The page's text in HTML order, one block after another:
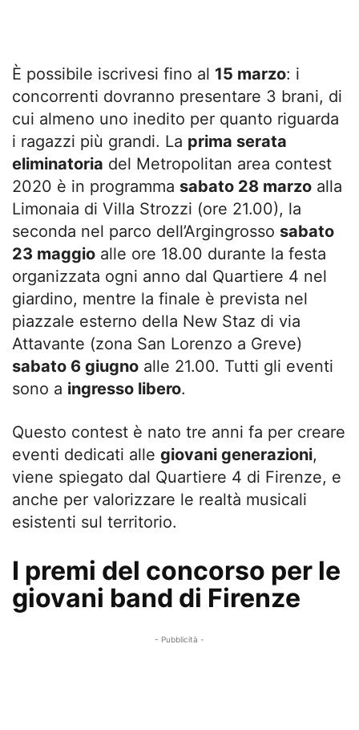
È possibile iscrivesi fino al 15 marzo: i
concorrenti dovranno presentare 3 brani, di
cui almeno uno inedito per quanto riguarda
i ragazzi più grandi. La prima serata
eliminatoria del Metropolitan area contest
2020 è in programma sabato 28 marzo alla
Limonaia di Villa Strozzi (ore 21.00), la
seconda nel parco dell’Argingrosso sabato
23 maggio alle ore 18.00 durante la festa
organizzata ogni anno dal Quartiere 4 nel
giardino, mentre la finale è prevista nel
piazzale esterno della New Staz di via
Attavante (zona San Lorenzo a Greve)
sabato 6 giugno alle 21.00. Tutti gli eventi
sono a ingresso libero.
Questo contest è nato tre anni fa per creare
eventi dedicati alle giovani generazioni,
viene spiegato dal Quartiere 4 di Firenze, e
anche per valorizzare le realtà musicali
esistenti sul territorio.
I premi del concorso per le
giovani band di Firenze
- Pubblicità -